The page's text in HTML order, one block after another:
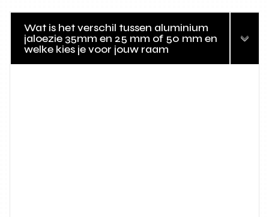
Wat is het verschil tussen aluminium
jaloezie 35mm en 25 mm of 50 mm en
welke kies je voor jouw raam